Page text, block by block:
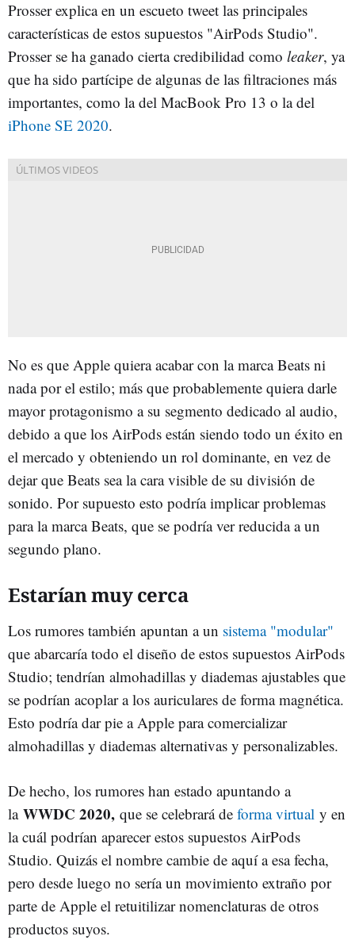
Prosser explica en un escueto tweet las principales
características de estos supuestos "AirPods Studio".
Prosser se ha ganado cierta credibilidad como leaker, ya
que ha sido partícipe de algunas de las filtraciones más
importantes, como la del MacBook Pro 13 o la del
iPhone SE 2020.
No es que Apple quiera acabar con la marca Beats ni
nada por el estilo; más que probablemente quiera darle
mayor protagonismo a su segmento dedicado al audio,
debido a que los AirPods están siendo todo un éxito en
el mercado y obteniendo un rol dominante, en vez de
dejar que Beats sea la cara visible de su división de
sonido. Por supuesto esto podría implicar problemas
para la marca Beats, que se podría ver reducida a un
segundo plano.
Estarían muy cerca
Los rumores también apuntan a un sistema "modular"
que abarcaría todo el diseño de estos supuestos AirPods
Studio; tendrían almohadillas y diademas ajustables que
se podrían acoplar a los auriculares de forma magnética.
Esto podría dar pie a Apple para comercializar
almohadillas y diademas alternativas y personalizables.
De hecho, los rumores han estado apuntando a
la WWDC 2020, que se celebrará de forma virtual y en
la cuál podrían aparecer estos supuestos AirPods
Studio. Quizás el nombre cambie de aquí a esa fecha,
pero desde luego no sería un movimiento extraño por
parte de Apple el retuitilizar nomenclaturas de otros
productos suyos.